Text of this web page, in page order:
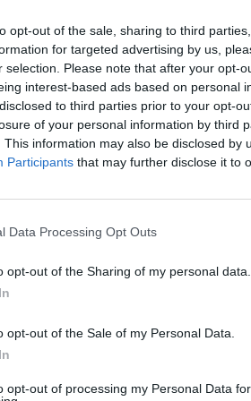
opt-out of the sale, sharing to third
for targeted advertising by us,
selection. Please note that after your opt-
interest-based ads based on personal
to third parties prior to your opt-
of your personal information by third
This information may also be disclosed by
Participants that may further disclose it to
Data Processing Opt Outs
opt-out of the Sharing of my personal data.
opt-out of the Sale of my Personal Data.
opt-out of processing my Personal Data
Circolo alle 20.30 sorridente
dall'inno monegasco, a
Cinquecento ospiti
e amici Vip, accolti dal
e dal vice presidente
atteso ai bordi della
al dinner di gala, organizzato
alla ristorazione Alessandro
Vicenti. Grande
dai vigili e parking vietato
la serata la musica live di
Minghi. C'è stato anche un
maestro Armando Trovajoli, già
Rudy Giuliani a
Trump, Meloni e